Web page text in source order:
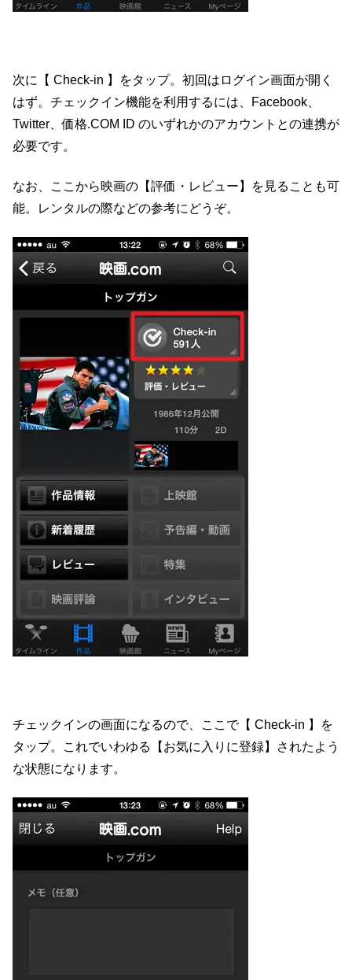
次に【 Check-in 】をタップ。初回はログイン画面が開く
はず。チェックイン機能を利用するには、Facebook、
Twitter、価格.COM ID のいずれかのアカウントとの連携が
必要です。
なお、ここから映画の【評価・レビュー】を見ることも可
能。レンタルの際などの参考にどうぞ。
チェックインの画面になるので、ここで【 Check-in 】を
タップ。これでいわゆる【お気に入りに登録】されたよう
な状態になります。